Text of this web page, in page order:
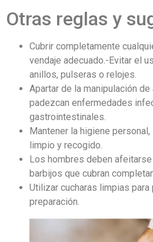
Otras reglas y
Cubrir completamente
vendaje adecuado.-Evitar el
anillos, pulseras o relojes.
Apartar de la manipulación
padezcan enfermedades
gastrointestinales.
Mantener la higiene
limpio y recogido.
Los hombres deben
barbijos que cubran
Utilizar cucharas limpias
preparación.